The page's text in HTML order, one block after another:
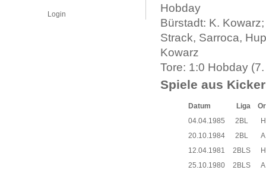
Login
Hobday
Bürstadt: K.
Strack, Sarroca,
Kowarz
Tore: 1:0 Hobday
Spiele aus
Datum Liga
04.04.1985
2BL
H
20.10.1984
2BL
A
12.04.1981
2BLS
H
25.10.1980
2BLS
A